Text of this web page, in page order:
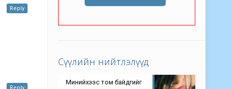
Reply
Сүүлийн нийтлэлүүд
Минийхээс том байдгийг